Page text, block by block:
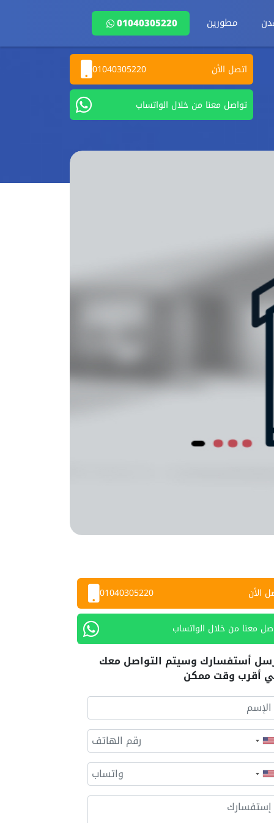
مطورين 01040305220
اتصل الأن 01040305220
تواصل معنا من خلال الواتساب
الأن 01040305220
معنا من خلال الواتساب
أستفسارك وسيتم التواصل معك
أقرب وقت ممكن